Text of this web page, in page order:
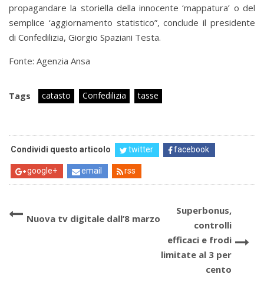
propagandare la storiella della innocente ‘mappatura’ o del
semplice ‘aggiornamento statistico”, conclude il presidente
di Confedilizia, Giorgio Spaziani Testa.
Fonte: Agenzia Ansa
Tags catasto Confedilizia tasse
Condividi questo articolo twitter facebook
google+ email rss
Nuova tv digitale dall’8 marzo
Superbonus,
controlli
efficaci e frodi
limitate al 3 per
cento